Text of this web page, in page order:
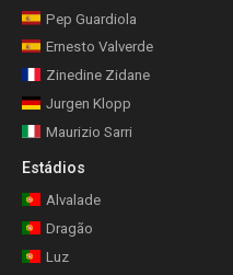
Pep Guardiola
Ernesto Valverde
Zinedine Zidane
Jurgen Klopp
Maurizio Sarri
Estádios
Alvalade
Dragão
Luz